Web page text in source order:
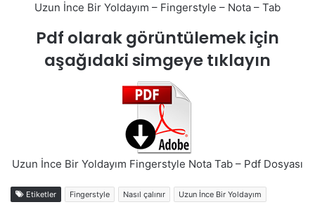
Uzun İnce Bir Yoldayım – Fingerstyle – Nota – Tab
Pdf olarak görüntülemek için
aşağıdaki simgeye tıklayın
Uzun İnce Bir Yoldayım Fingerstyle Nota Tab – Pdf Dosyası
Etiketler Fingerstyle Nasıl çalınır Uzun İnce Bir Yoldayım